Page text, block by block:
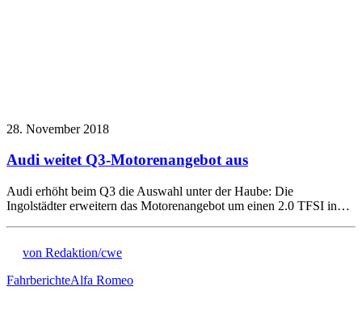
28. November 2018
Audi weitet Q3-Motorenangebot aus
Audi erhöht beim Q3 die Auswahl unter der Haube: Die
Ingolstädter erweitern das Motorenangebot um einen 2.0 TFSI in…
von Redaktion/cwe
FahrberichteAlfa Romeo